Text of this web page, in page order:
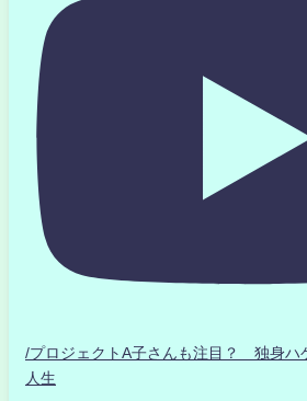
/プロジェクトA子さんも注目？ 独身ハ
人生